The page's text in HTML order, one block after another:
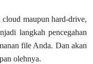
maupun hard-drive,
langkah pencegahan
file Anda. Dan akan
olehnya.